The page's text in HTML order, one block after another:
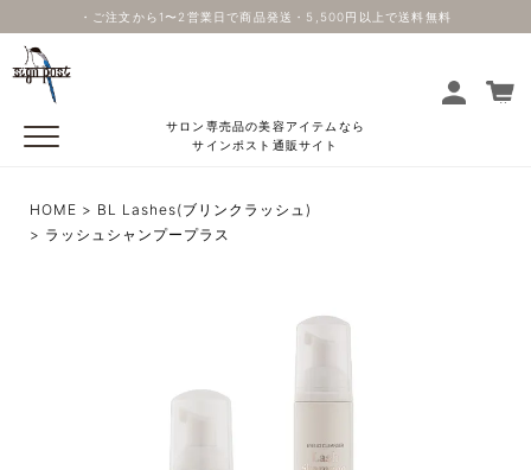
・ご注文から1〜2営業日で商品発送・5,500円以上で送料無料
サロン専売品の美容アイテムなら
サインポスト通販サイト
HOME
BL Lashes(ブリンクラッシュ)
ラッシュシャンプープラス